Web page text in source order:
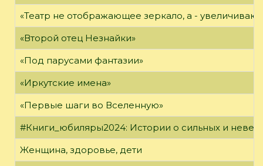
«Театр не отображающее зеркало, а -
«Второй отец Незнайки»
«Под парусами фантазии»
«Иркутские имена»
«Первые шаги во Вселенную»
#Книги_юбиляры2024: Истории о сильных и
Женщина, здоровье, дети